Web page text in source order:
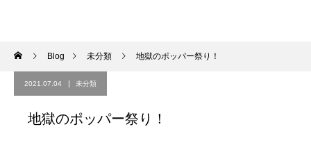
Blog 未分類 地獄のポッパー祭り！
2021.07.04 未分類
地獄のポッパー祭り！